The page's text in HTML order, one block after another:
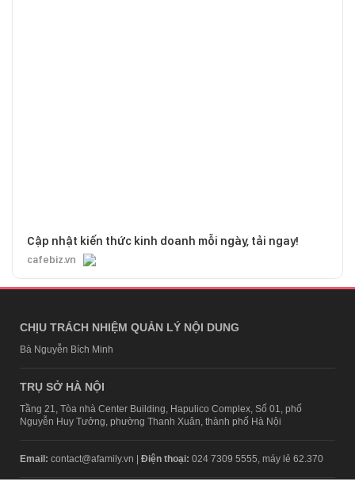
Cập nhật kiến thức kinh doanh mỗi ngày, tải ngay!
cafebiz.vn
CHỊU TRÁCH NHIỆM QUẢN LÝ NỘI DUNG
Bà Nguyễn Bích Minh
TRỤ SỞ HÀ NỘI
Tầng 21, Tòa nhà Center Building, Hapulico Complex, Số 01, phố
Nguyễn Huy Tưởng, phường Thanh Xuân, thành phố Hà Nội
Email: contact@afamily.vn | Điện thoại: 024 7309 5555, máy lẻ 62.370